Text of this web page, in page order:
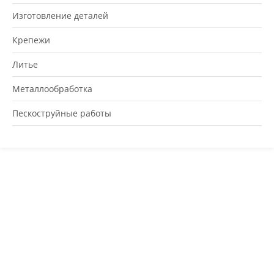
Изготовление деталей
Крепежи
Литье
Металлообработка
Пескоструйные работы